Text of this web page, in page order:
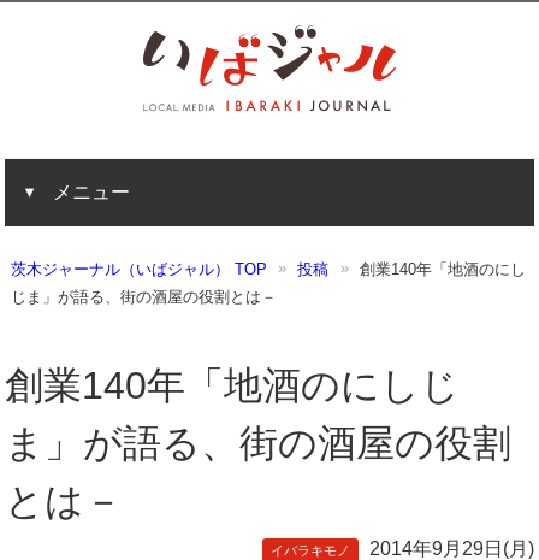
メニュー
茨木ジャーナル（いばジャル） TOP 投稿
創業140年「地酒のにし
じま」が語る、街の酒屋の役割とは－
創業140年「地酒のにしじ
ま」が語る、街の酒屋の役割
とは－
イバラキモノ 2014年9月29日(月)